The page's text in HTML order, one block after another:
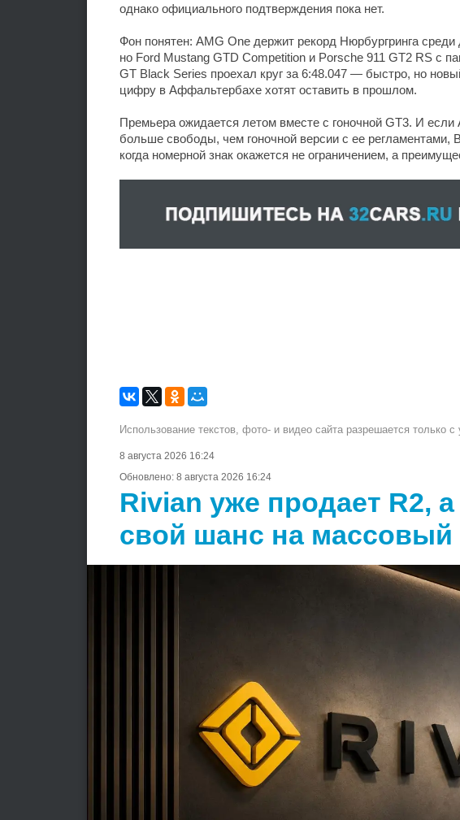
однако официального подтверждения пока нет.
Фон понятен: AMG One держит рекорд Нюрбургринга
но Ford Mustang GTD Competition и Porsche 911 GT2 RS с
GT Black Series проехал круг за 6:48.047 — быстро, но
цифру в Аффальтербахе хотят оставить в прошлом.
Премьера ожидается летом вместе с гоночной GT3. И
больше свободы, чем гоночной версии с ее регламентами,
когда номерной знак окажется не ограничением, а
Использование текстов, фото- и видео сайта разрешается только с
8 августа 2026 16:24
Обновлено: 8 августа 2026 16:24
Rivian уже продает R2,
свой шанс на